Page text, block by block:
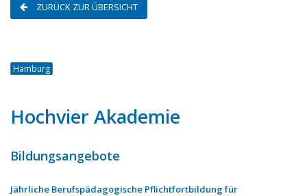
ZURÜCK ZUR ÜBERSICHT
Hamburg
Hochvier Akademie
Bildungsangebote
Jährliche Berufspädagogische Pflichtfortbildung für